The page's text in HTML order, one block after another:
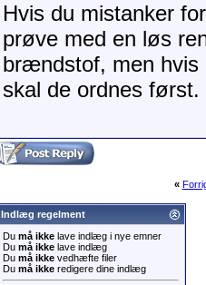
Hvis du mistanker
prøve med en løs
brændstof, men hvis
skal de ordnes først.
«
Indlæg regelment
Du må ikke lave indlæg i nye emner
Du må ikke lave indlæg
Du må ikke vedhæfte filer
Du må ikke redigere dine indlæg